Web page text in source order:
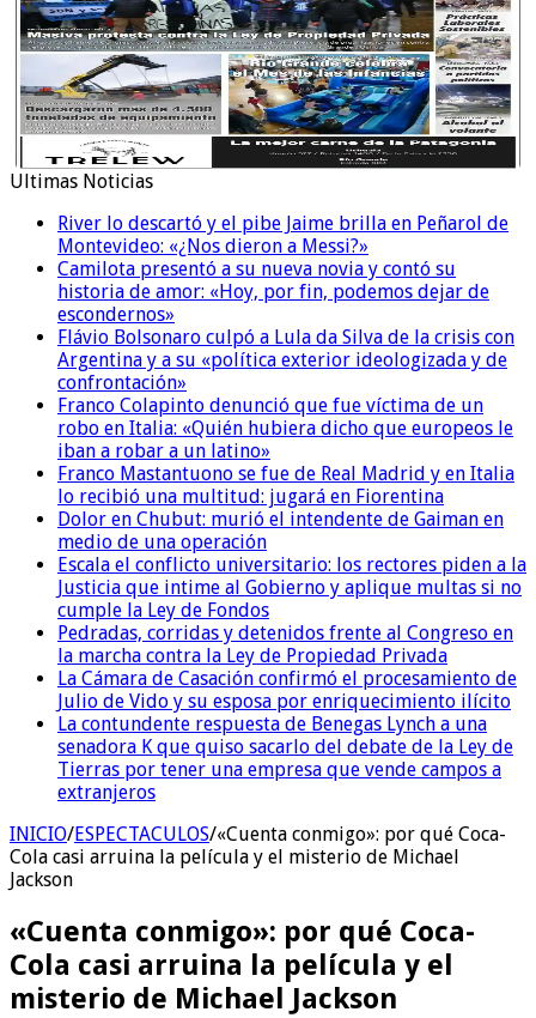
Ultimas Noticias
River lo descartó y el pibe Jaime brilla en Peñarol de
Montevideo: «¿Nos dieron a Messi?»
Camilota presentó a su nueva novia y contó su
historia de amor: «Hoy, por fin, podemos dejar de
escondernos»
Flávio Bolsonaro culpó a Lula da Silva de la crisis con
Argentina y a su «política exterior ideologizada y de
confrontación»
Franco Colapinto denunció que fue víctima de un
robo en Italia: «Quién hubiera dicho que europeos le
iban a robar a un latino»
Franco Mastantuono se fue de Real Madrid y en Italia
lo recibió una multitud: jugará en Fiorentina
Dolor en Chubut: murió el intendente de Gaiman en
medio de una operación
Escala el conflicto universitario: los rectores piden a la
Justicia que intime al Gobierno y aplique multas si no
cumple la Ley de Fondos
Pedradas, corridas y detenidos frente al Congreso en
la marcha contra la Ley de Propiedad Privada
La Cámara de Casación confirmó el procesamiento de
Julio de Vido y su esposa por enriquecimiento ilícito
La contundente respuesta de Benegas Lynch a una
senadora K que quiso sacarlo del debate de la Ley de
Tierras por tener una empresa que vende campos a
extranjeros
INICIO/ESPECTACULOS/«Cuenta conmigo»: por qué Coca-
Cola casi arruina la película y el misterio de Michael
Jackson
«Cuenta conmigo»: por qué Coca-
Cola casi arruina la película y el
misterio de Michael Jackson